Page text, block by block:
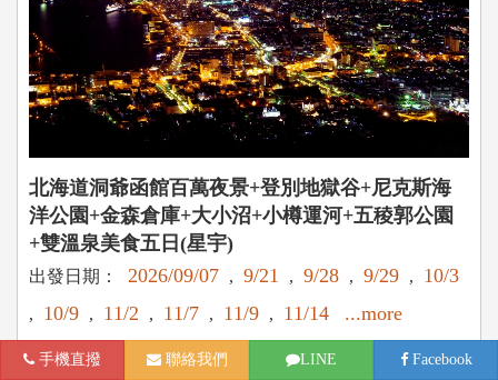
北海道洞爺函館百萬夜景+登別地獄谷+尼克斯海
洋公園+金森倉庫+大小沼+小樽運河+五稜郭公園
+雙溫泉美食五日(星宇)
出發日期： 2026/09/07 , 9/21 , 9/28 , 9/29 , 10/3
, 10/9 , 11/2 , 11/7 , 11/9 , 11/14 ...more
$36,900起
手機直撥 聯絡我們 LINE Facebook